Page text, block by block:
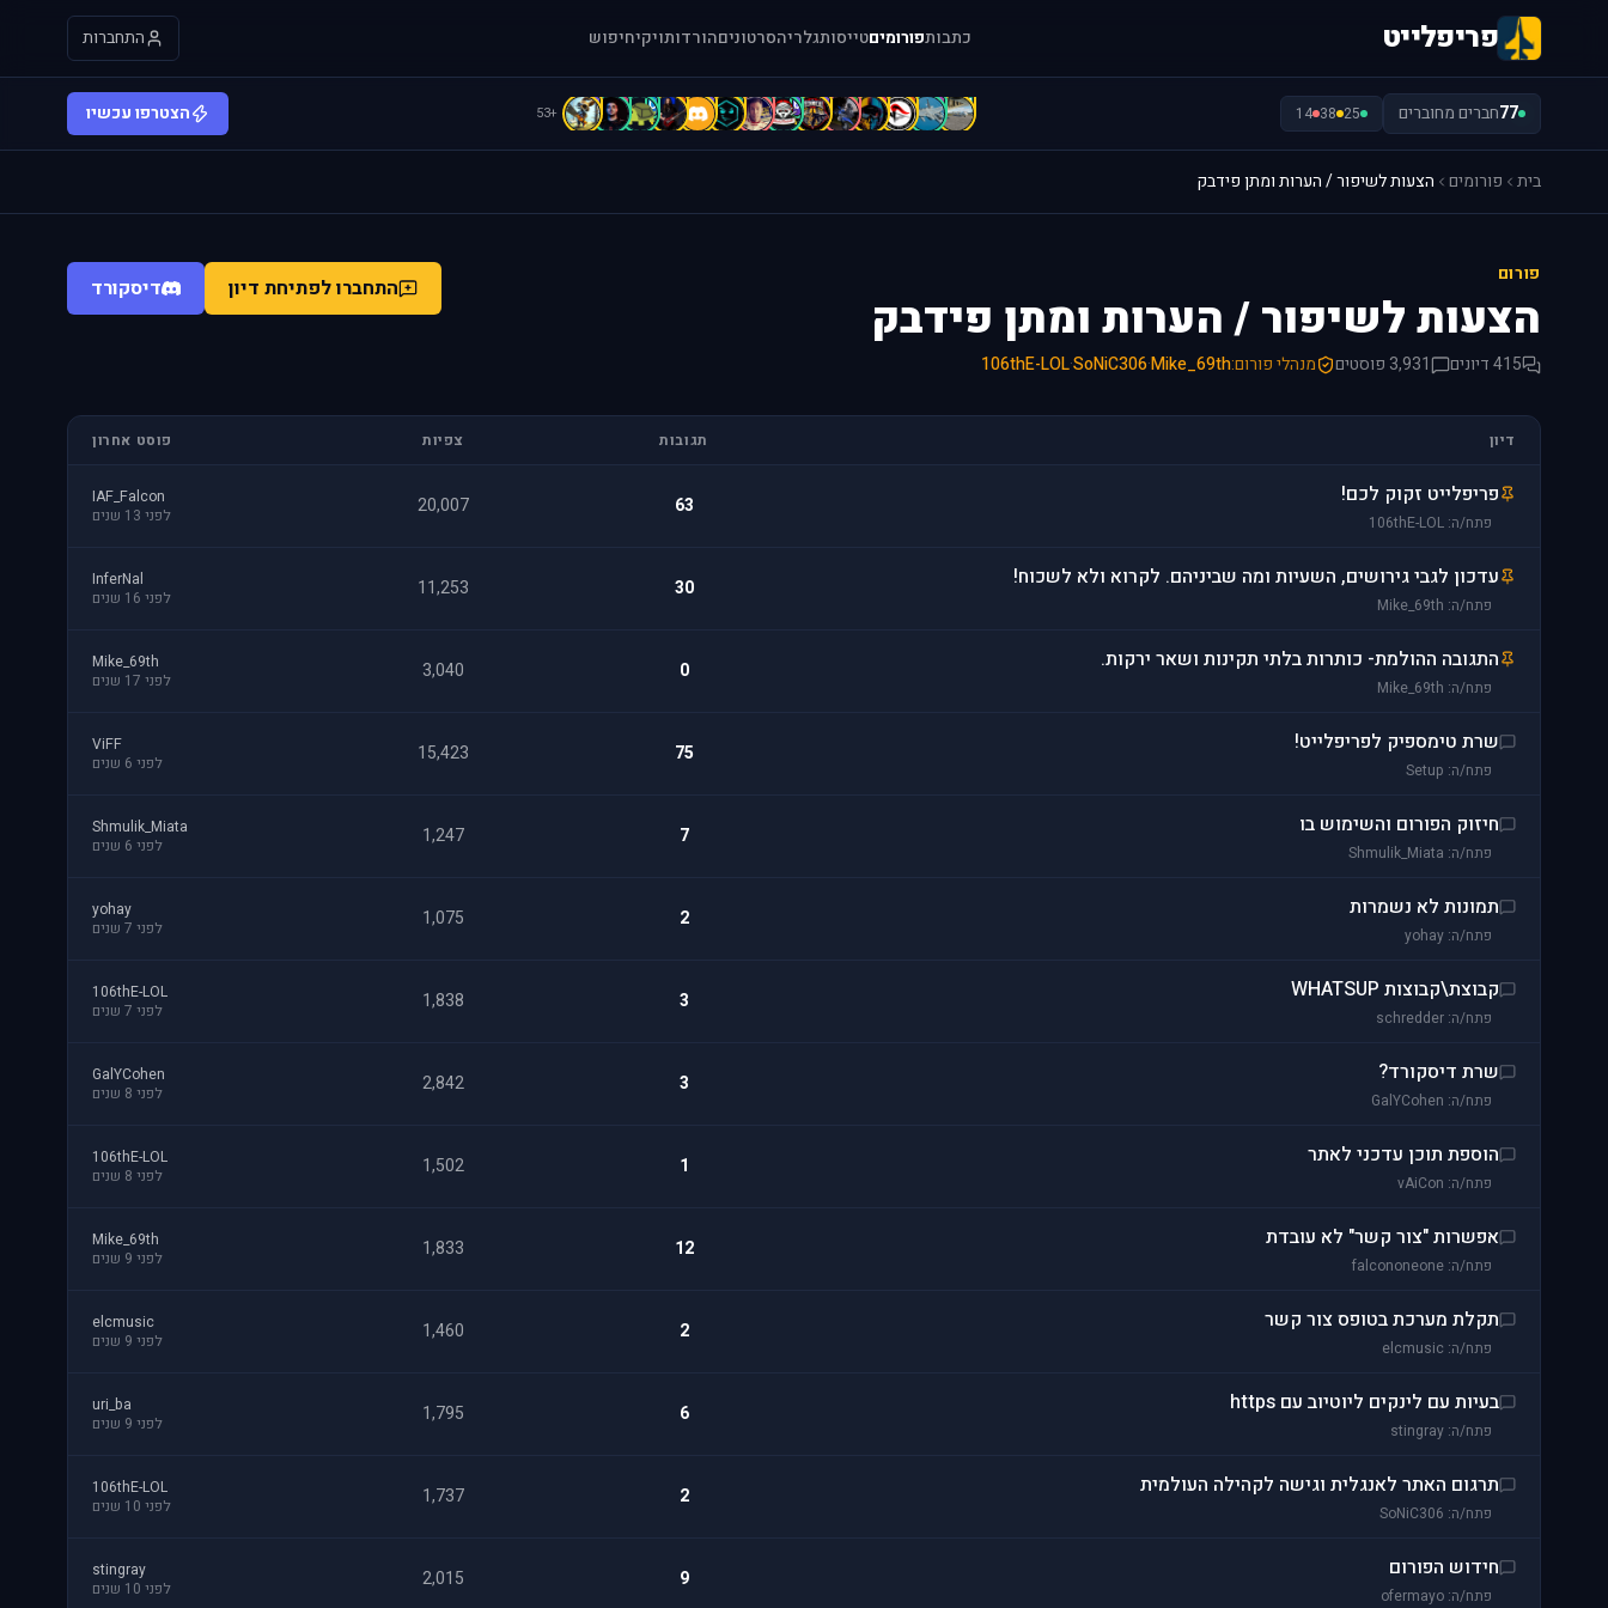
פריפלייט כתבותפורומיםטייסותגלריהסרטוניםהורדותויקיחיפוש התחברות
77חברים מחוברים 25
38
14
[
a
A
A
A
b
b
B
B
B
b
C
C
C
+53 הצטרפו עכשיו
בית פורומים הצעות לשיפור / הערות ומתן פידבק
פורום
הצעות לשיפור / הערות ומתן פידבק
415 דיונים 3,931 פוסטים מנהלי פורום:Mike_69th
·
SoNiC306
·
106thE-LOL
התחברו לפתיחת דיון דיסקורד
דיון תגובות צפיות פוסט אחרון
פריפלייט זקוק לכם!
פתח/ה: 106thE-LOL
63
20,007
IAF_Falcon
לפני 13 שנים
עדכון לגבי גירושים, השעיות ומה שביניהם. לקרוא ולא לשכוח!
פתח/ה: Mike_69th
30
11,253
InferNal
לפני 16 שנים
התגובה ההולמת- כותרות בלתי תקינות ושאר ירקות.
פתח/ה: Mike_69th
0
3,040
Mike_69th
לפני 17 שנים
שרת טימספיק לפריפלייט!
פתח/ה: Setup
75
15,423
ViFF
לפני 6 שנים
חיזוק הפורום והשימוש בו
פתח/ה: Shmulik_Miata
7
1,247
Shmulik_Miata
לפני 6 שנים
תמונות לא נשמרות
פתח/ה: yohay
2
1,075
yohay
לפני 7 שנים
קבוצת\קבוצות WHATSUP
פתח/ה: schredder
3
1,838
106thE-LOL
לפני 7 שנים
שרת דיסקורד?
פתח/ה: GalYCohen
3
2,842
GalYCohen
לפני 8 שנים
הוספת תוכן עדכני לאתר
פתח/ה: vAiCon
1
1,502
106thE-LOL
לפני 8 שנים
אפשרות "צור קשר" לא עובדת
פתח/ה: falcononeone
12
1,833
Mike_69th
לפני 9 שנים
תקלת מערכת בטופס צור קשר
פתח/ה: elcmusic
2
1,460
elcmusic
לפני 9 שנים
בעיות עם לינקים ליוטיוב עם https
פתח/ה: stingray
6
1,795
uri_ba
לפני 9 שנים
תרגום האתר לאנגלית וגישה לקהילה העולמית
פתח/ה: SoNiC306
2
1,737
106thE-LOL
לפני 10 שנים
חידוש הפורום
פתח/ה: ofermayo
9
2,015
stingray
לפני 10 שנים